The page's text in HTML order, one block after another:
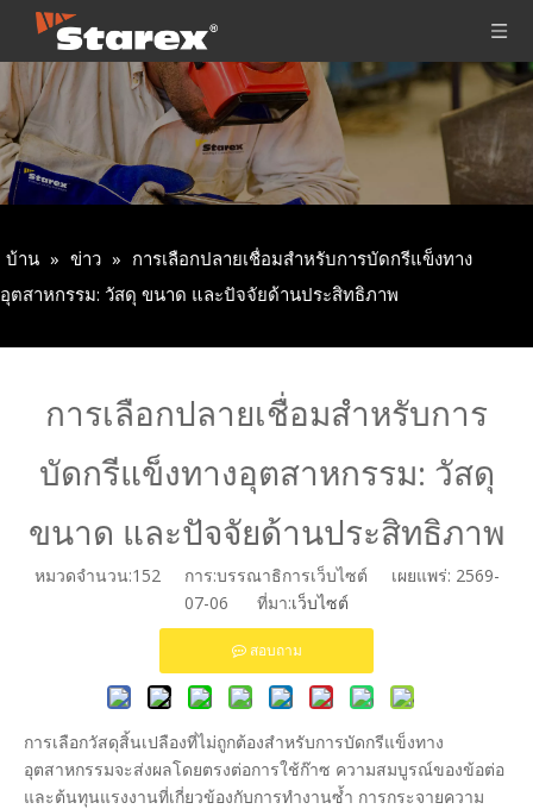
บ้าน » ข่าว » การเลือกปลายเชื่อมสำหรับการบัดกรีแข็งทาง
อุตสาหกรรม: วัสดุ ขนาด และปัจจัยด้านประสิทธิภาพ
การเลือกปลายเชื่อมสำหรับการ
บัดกรีแข็งทางอุตสาหกรรม: วัสดุ
ขนาด และปัจจัยด้านประสิทธิภาพ
หมวดจำนวน:152การ:บรรณาธิการเว็บไซต์ เผยแพร่: 2569-
07-06 ที่มา:เว็บไซต์
สอบถาม
การเลือกวัสดุสิ้นเปลืองที่ไม่ถูกต้องสำหรับการบัดกรีแข็งทาง
อุตสาหกรรมจะส่งผลโดยตรงต่อการใช้ก๊าซ ความสมบูรณ์ของข้อต่อ
และต้นทุนแรงงานที่เกี่ยวข้องกับการทำงานซ้ำ การกระจายความ